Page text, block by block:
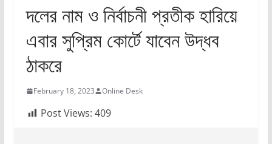
দলের নাম ও নির্বাচনী প্রতীক হারিয়ে
এবার সুপ্রিম কোর্টে যাবেন উদ্ধব
ঠাকরে
February 18, 2023 Online Desk
Post Views: 409